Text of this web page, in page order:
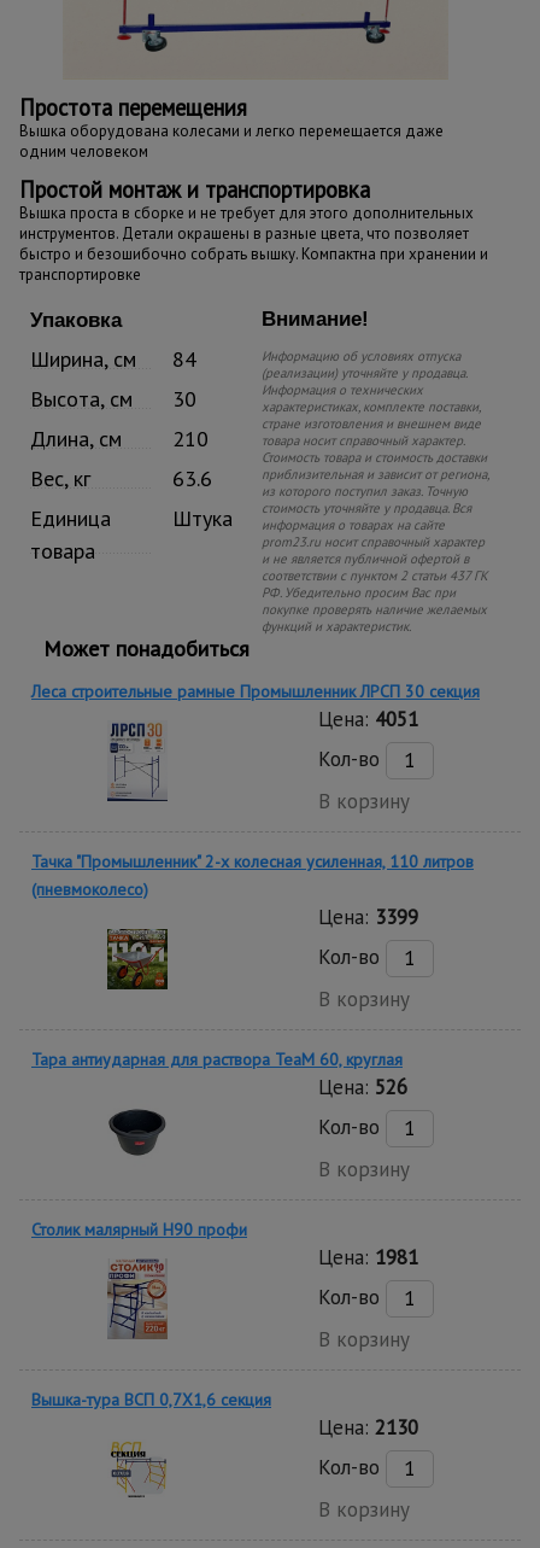
Простота перемещения
Вышка оборудована колесами и легко перемещается даже
одним человеком
Простой монтаж и транспортировка
Вышка проста в сборке и не требует для этого дополнительных
инструментов. Детали окрашены в разные цвета, что позволяет
быстро и безошибочно собрать вышку. Компактна при хранении и
транспортировке
Упаковка
Ширина, см
84
Высота, см
30
Длина, см
210
Вес, кг
63.6
Единица
товара
Штука
Внимание!
Информацию об условиях отпуска
(реализации) уточняйте у продавца.
Информация о технических
характеристиках, комплекте поставки,
стране изготовления и внешнем виде
товара носит справочный характер.
Стоимость товара и стоимость доставки
приблизительная и зависит от региона,
из которого поступил заказ. Точную
стоимость уточняйте у продавца. Вся
информация о товарах на сайте
prom23.ru носит справочный характер
и не является публичной офертой в
соответствии с пунктом 2 статьи 437 ГК
РФ. Убедительно просим Вас при
покупке проверять наличие желаемых
функций и характеристик.
Может понадобиться
Леса строительные рамные Промышленник ЛРСП 30 секция
Цена: 4051
Кол-во
В корзину
Тачка "Промышленник" 2-х колесная усиленная, 110 литров
(пневмоколесо)
Цена: 3399
Кол-во
В корзину
Тара антиударная для раствора TeaM 60, круглая
Цена: 526
Кол-во
В корзину
Столик малярный H90 профи
Цена: 1981
Кол-во
В корзину
Вышка-тура ВСП 0,7Х1,6 секция
Цена: 2130
Кол-во
В корзину